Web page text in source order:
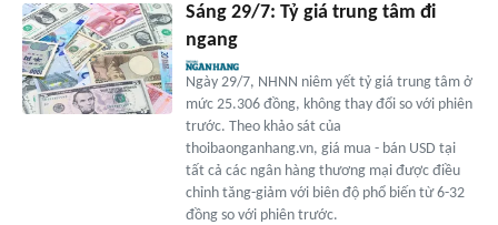
Sáng 29/7: Tỷ giá trung tâm đi
ngang
Ngày 29/7, NHNN niêm yết tỷ giá trung tâm ở
mức 25.306 đồng, không thay đổi so với phiên
trước. Theo khảo sát của
thoibaonganhang.vn, giá mua - bán USD tại
tất cả các ngân hàng thương mại được điều
chỉnh tăng-giảm với biên độ phổ biến từ 6-32
đồng so với phiên trước.